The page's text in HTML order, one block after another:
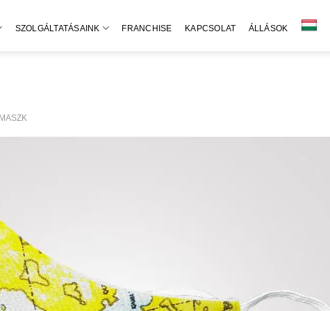
SZOLGÁLTATÁSAINK FRANCHISE KAPCSOLAT ÁLLÁSOK